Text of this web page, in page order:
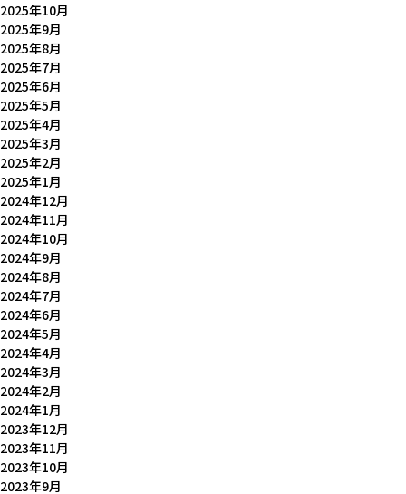
2025年10月
2025年9月
2025年8月
2025年7月
2025年6月
2025年5月
2025年4月
2025年3月
2025年2月
2025年1月
2024年12月
2024年11月
2024年10月
2024年9月
2024年8月
2024年7月
2024年6月
2024年5月
2024年4月
2024年3月
2024年2月
2024年1月
2023年12月
2023年11月
2023年10月
2023年9月